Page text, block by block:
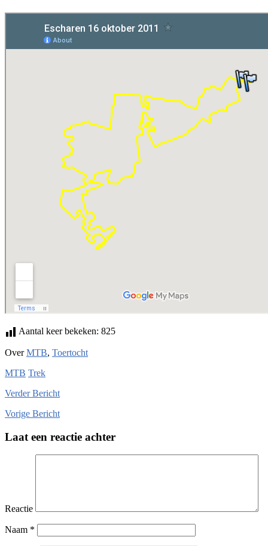
Aantal keer bekeken: 825
OverMTB, Toertocht
MTB Trek
VerderBericht
Vorige Bericht
Laat een reactie achter
Reactie
Naam *